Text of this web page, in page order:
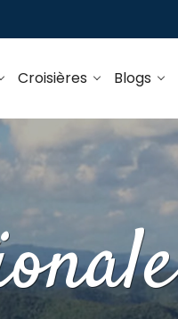
Croisières Blogs